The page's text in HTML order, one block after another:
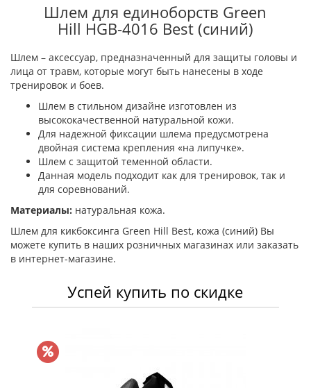
Шлем для единоборств Green
Hill HGВ-4016 Best (синий)
Шлем – аксессуар, предназначенный для защиты головы и
лица от травм, которые могут быть нанесены в ходе
тренировок и боев.
Шлем в стильном дизайне изготовлен из
высококачественной натуральной кожи.
Для надежной фиксации шлема предусмотрена
двойная система крепления «на липучке».
Шлем с защитой теменной области.
Данная модель подходит как для тренировок, так и
для соревнований.
Материалы: натуральная кожа.
Шлем для кикбоксинга Green Hill Best, кожа (синий) Вы
можете купить в наших розничных магазинах или заказать
в интернет-магазине.
Успей купить по скидке